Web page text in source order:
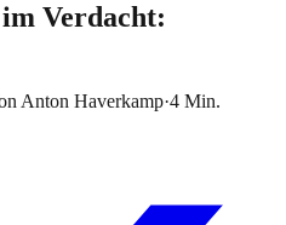
Verdacht:
Anton Haverkamp·4 Min.